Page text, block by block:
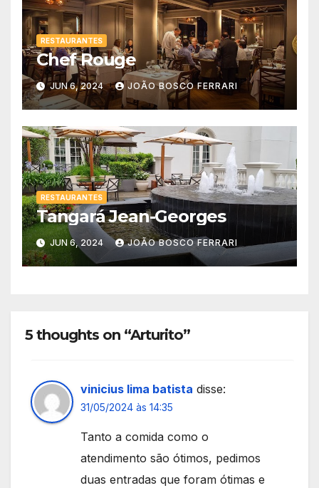
RESTAURANTES
Chef Rouge
JUN 6, 2024 JOÃO BOSCO FERRARI
RESTAURANTES
Tangará Jean-Georges
JUN 6, 2024 JOÃO BOSCO FERRARI
5 thoughts on “Arturito”
vinicius lima batista disse:
31/05/2024 às 14:35
Tanto a comida como o
atendimento são ótimos, pedimos
duas entradas que foram ótimas e